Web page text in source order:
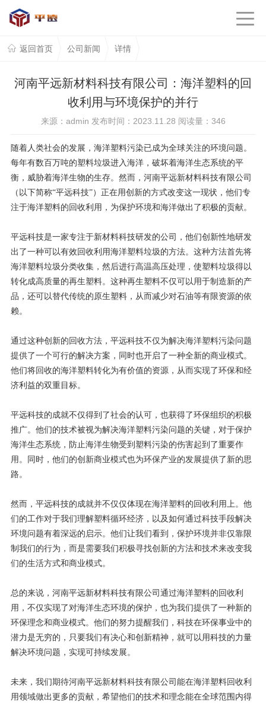
返回首页 公司新闻 详情
河南平远新材料科技有限公司：海洋塑料的回
收利用与环境保护的并行
来源：admin 发布时间：2023.11.28 阅读量： 346
随着人类社会的发展，海洋塑料污染已成为全球关注的环境问题。
每年有数百万吨的塑料垃圾进入海洋，破坏着海洋生态系统的平
衡，威胁着海洋生物的生存。然而，河南平远新材料科技有限公司
（以下简称“平远科技”）正在用创新的方式改变这一现状，他们专
注于海洋塑料的回收利用，为保护环境和海洋做出了积极的贡献。
平远科技是一家专注于新材料科技研发的公司，他们创新性地研发
出了一种可以有效回收利用海洋塑料垃圾的方法。这种方法首先将
海洋塑料垃圾分类收集，然后进行高温高压处理，使塑料垃圾得以
转化成高质量的再生塑料。这种再生塑料不仅可以用于制造新的产
品，还可以替代传统的原生塑料，从而减少对石油等有限资源的依
赖。
通过这种创新的回收方法，平远科技不仅为解决海洋塑料污染问题
提供了一个可行的解决方案，同时也开启了一种全新的商业模式。
他们将回收的海洋塑料转化为有价值的资源，从而实现了环保和经
济利益的双重目标。
平远科技的成就不仅得到了社会的认可，也获得了环保组织的积极
推广。他们的技术被视为解决海洋塑料污染问题的关键，对于保护
海洋生态系统，防止海洋生物受到塑料污染的伤害起到了重要作
用。同时，他们的创新商业模式也为环保产业的发展提供了新的思
路。
然而，平远科技的成就并不仅仅体现在海洋塑料的回收利用上。他
们的工作对于我们理解塑料循环经济，以及如何通过科技手段解决
环境问题有着深远的启示。他们让我们看到，保护环境并非仅靠限
制我们的行为，而是需要我们积极寻找创新的方法和技术来改变我
们的生活方式和商业模式。
总的来说，河南平远新材料科技有限公司通过海洋塑料的回收利
用，不仅实现了对海洋生态环境的保护，也为我们提供了一种新的
环保理念和商业模式。他们的努力提醒我们，科技在环保事业中的
潜力是无穷的，只要我们有决心和创新精神，就可以用科技的力量
解决环境问题，实现可持续发展。
未来，我们期待河南平远新材料科技有限公司能在海洋塑料回收利
用领域做出更多的贡献，希望他们的技术和理念能在全球范围内得